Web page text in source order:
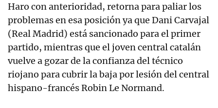
Haro con anterioridad, retorna para paliar los
problemas en esa posición ya que Dani Carvajal
(Real Madrid) está sancionado para el primer
partido, mientras que el joven central catalán
vuelve a gozar de la confianza del técnico
riojano para cubrir la baja por lesión del central
hispano-francés Robin Le Normand.